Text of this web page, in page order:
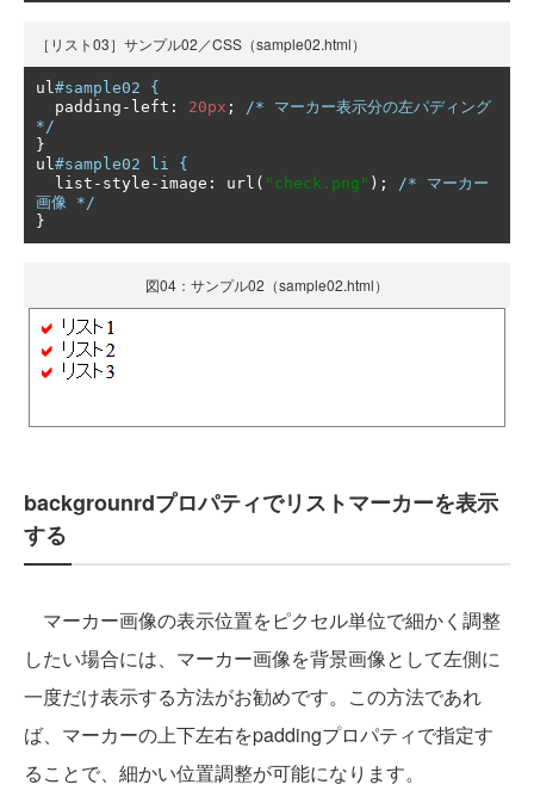
［リスト03］サンプル02／CSS（sample02.html）
ul #sample02 {
  padding
- left : 20px ;
/* マーカー表示分の左パディング
*/
}
ul #sample02 li {
  list
- style - image : url ( "check.png" );
/* マーカー
画像 */
}
図04：サンプル02（sample02.html）
backgrounrdプロパティでリストマーカーを表示
する
マーカー画像の表示位置をピクセル単位で細かく調整
したい場合には、マーカー画像を背景画像として左側に
一度だけ表示する方法がお勧めです。この方法であれ
ば、マーカーの上下左右をpaddingプロパティで指定す
ることで、細かい位置調整が可能になります。